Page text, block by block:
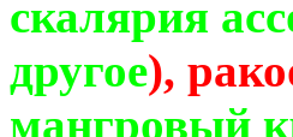
скалярия
другое),
мангровый